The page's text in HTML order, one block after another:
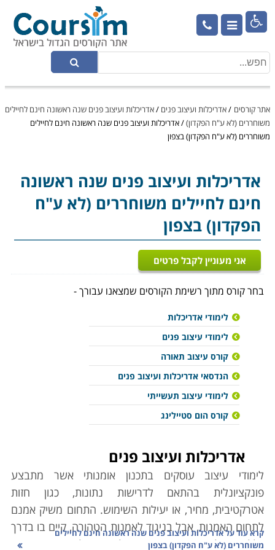

אתר קורסים /אדריכלות ועיצוב פנים /אדריכלות ועיצוב פנים שנה ראשונה חינם לחיילים
משוחררים (לא ע"ח הפקדון)/אדריכלות ועיצוב פנים שנה ראשונה חינם לחיילים
משוחררים (לא ע"ח הפקדון) בצפון
אדריכלות ועיצוב פנים שנה ראשונה
חינם לחיילים משוחררים (לא ע"ח
הפקדון) בצפון
אני מעוניין לקבל פרטים
בחר קורס מתוך רשימת הקורסים שמצאנו עבורך -
לימודי אדריכלות
לימודי עיצוב פנים
קורס עיצוב תאורה
הנדסאי אדריכלות ועיצוב פנים
לימודי עיצוב תעשייתי
קורס הום סטיילינג
אדריכלות ועיצוב פנים
לימודי עיצוב עוסקים בתכנון אומנותי אשר מתבצע
פונקציונלית בהתאם לדרישות נתונות, כגון חזות
אטרקטיבית, מחיר, או יעילות השימוש. התחום משיק אמנם
לתחום האמנות, אבל בניגוד לאמנות הטהורה, קיים בו בדרך
כלל צורך להתאים את התוצרים לדרישות לקוח, תוך שימוש
קרא עוד עלאדריכלות ועיצוב פנים שנה ראשונה חינם לחיילים
משוחררים (לא ע"ח הפקדון) בצפון